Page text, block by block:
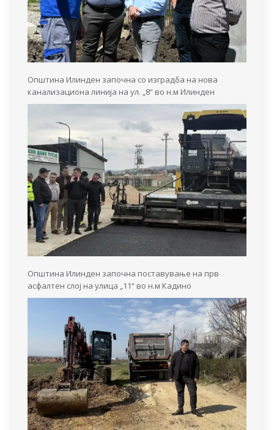
Општина Илинден започна со изградба на нова
канализациона линија на ул. „8“ во н.м Илинден
Општина Илинден започна поставување на прв
асфалтен слој на улица „11“ во н.м Кадино